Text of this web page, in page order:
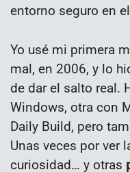
entorno seguro en
Yo usé mi primera
mal, en 2006, y lo
de dar el salto real.
Windows, otra con
Daily Build, pero
Unas veces por ver
curiosidad… y otras